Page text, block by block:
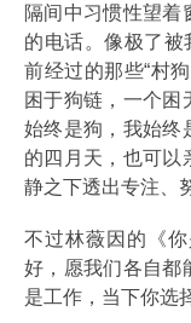
隔间中习惯性望着
的电话。像极了被
前经过的那些“村
困于狗链，一个困
始终是狗，我始终
的四月天，也可以
静之下透出专注、
不过林薇因的《
好，愿我们各自都
是工作，当下你选